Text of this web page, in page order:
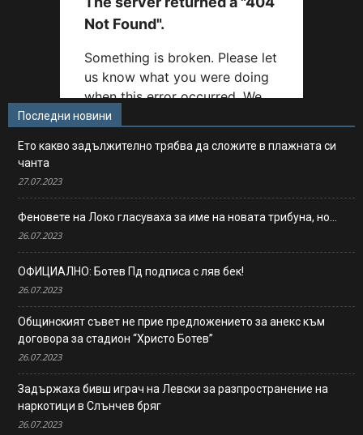
Последни новини
Ето какво задължително трябва да сложите в плажната си
чанта
27.07.2023
Феновете на Локо гласуваха за име на новата трибуна, но…
26.07.2023
ОФИЦИАЛНО: Ботев Пд подписа с ляв бек!
26.07.2023
Общинският съвет не прие предложението за анекс към
договора за стадион “Христо Ботев”
26.07.2023
Задържаха бивш играч на Левски за разпространение на
наркотици в Слънчев бряг
26.07.2023